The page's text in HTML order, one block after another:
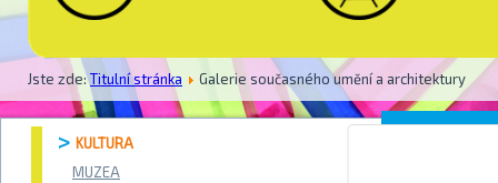
Jste zde:Titulní stránka Galerie současného umění a architektury
KULTURA
MUZEA